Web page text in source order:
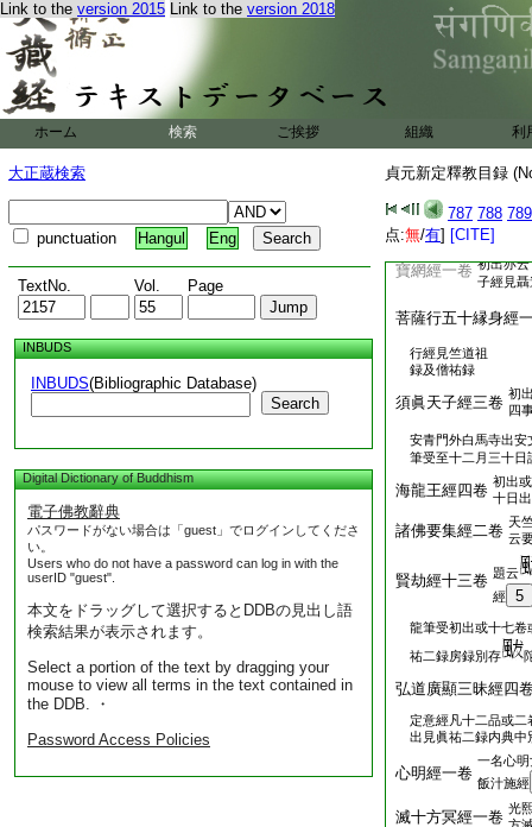
Link to the version 2015 Link to the version 2018
ホーム 検索 ご挨拶 組織 利
大正蔵検索
punctuation Hangul Eng
TextNo. Vol. Page
INBUDS
INBUDS(Bibliographic Database)
Search
Digital Dictionary of Buddhism
電子佛教辭典
パスワードがない場合は「guest」でログインしてくださ
い。
Users who do not have a password can log in with the
userID "guest".
本文をドラッグして選択するとDDBの見出し語
検索結果が表示されます。
Select a portion of the text by dragging your
mouse to view all terms in the text contained in
the DDB. ・
Password Access Policies
貞元新定釋教目録
787 788 789
点:無/有] [CITE]
龍施菩薩本起經一
見僧
祐録
盂蘭盆經一卷
亦直
奉盆
四不可得經一卷
第
梵女首意經一卷 初
寶網經一卷 初出亦
子經見
菩薩行五十縁身經
行經見竺道祖
録及僧祐録
須眞天子經三卷 初
四
安青門外白馬寺出安
筆受至十二月三十日
海龍王經四卷 初出
十日
諸佛要集經二卷 天
云
賢劫經十三卷 題云
經
5
龍筆受初出或十七卷
祐二録房録別存
弘道廣顯三昧經四
定意經凡十二品或二
出見眞祐二録内典中
心明經一卷
一名心
飯汁施經
滅十方冥經一卷 光